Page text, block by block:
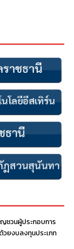
ญชวนผู้ประกอบการ
ยงบลงทุนประเภท